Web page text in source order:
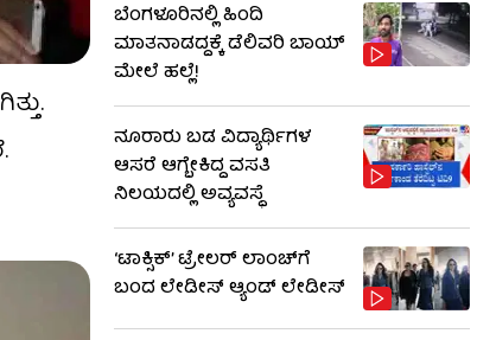
ಬೆಂಗಳೂರಿನಲ್ಲಿ ಹಿಂದಿ
ಮಾತನಾಡದ್ದಕ್ಕೆ ಡೆಲಿವರಿ ಬಾಯ್
ಮೇಲೆ ಹಲ್ಲೆ!
ನೂರಾರು ಬಡ ವಿದ್ಯಾರ್ಥಿಗಳ
ಆಸರೆ ಆಗ್ಬೇಕಿದ್ದ ವಸತಿ
ನಿಲಯದಲ್ಲಿ ಅವ್ಯವಸ್ಥೆ
‘ಟಾಕ್ಸಿಕ್’ ಟ್ರೇಲರ್ ಲಾಂಚ್​ಗೆ
ಬಂದ ಲೇಡೀಸ್ ಆ್ಯಂಡ್ ಲೇಡೀಸ್